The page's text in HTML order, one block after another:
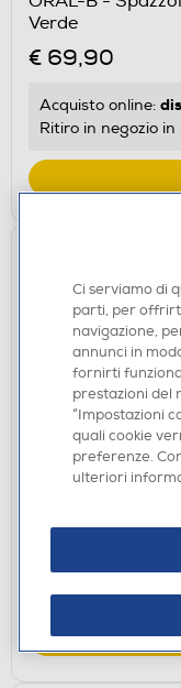
Verde
€ 69,90
Acquisto online:
Ritiro in negozio
SPAZZOLINI ELETTRICI
ORAL-B -
Ci serviamo di
parti, per
navigazione,
annunci in
fornirti
prestazioni del
“Impostazioni
quali cookie
preferenze.
ulteriori